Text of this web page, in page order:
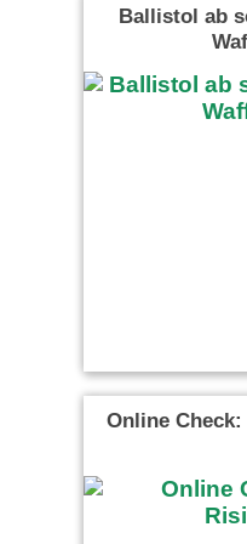
Ballistol ab
Online